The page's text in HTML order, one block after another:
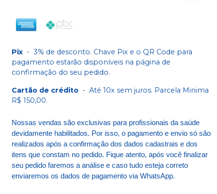
Pix - 3% de desconto. Chave Pix e o QR Code para
pagamento estarão disponíveis na página de
confirmação do seu pedido.
Cartão de crédito - Até 10x sem juros. Parcela Minima
R$ 150,00.
Nossas vendas são exclusivas para profissionais da saúde
devidamente habilitados. Por isso, o pagamento e envio só são
realizados após a confirmação dos dados cadastrais e dos
itens que constam no pedido. Fique atento, após você finalizar
seu pedido faremos a análise e caso tudo esteja correto
enviaremos os dados de pagamento via WhatsApp.